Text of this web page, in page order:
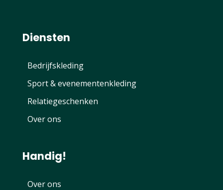
Diensten
Bedrijfskleding
Sport & evenementenkleding
Relatiegeschenken
Over ons
Handig!
Over ons